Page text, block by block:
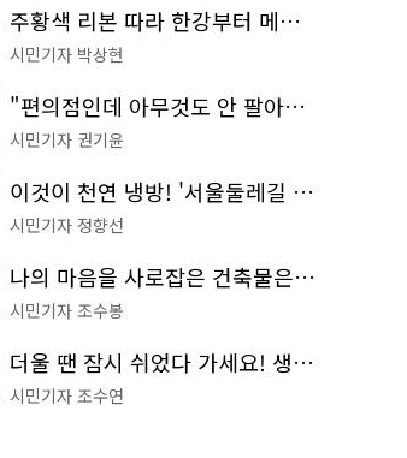
주황색 리본 따라 한강부터 메타세쿼이아 숲길까지…서울둘레길 15코스
시민기자 박상현
"편의점인데 아무것도 안 팔아요" 서울에서 가장 특별한 편의점의 정체
시민기자 권기윤
이것이 천연 냉방! '서울둘레길 9코스'로 숲속 피서 떠나볼까
시민기자 정향선
나의 마음을 사로잡은 건축물은? '서울시 건축상' 수상작 공개!
시민기자 조수봉
더울 땐 잠시 쉬었다 가세요! 생수 냉장고부터 해피소·무더위쉼터까지
시민기자 조수연